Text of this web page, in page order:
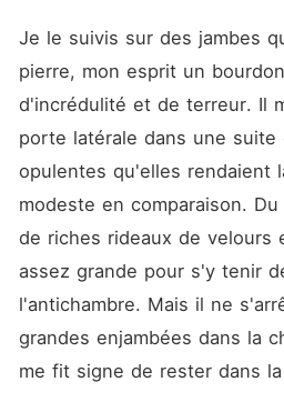
Je le suivis sur des jambes
pierre, mon esprit un
d'incrédulité et de terreur. Il
porte latérale dans une suite
opulentes qu'elles rendaient
modeste en comparaison.
de riches rideaux de velours
assez grande pour s'y tenir
l'antichambre. Mais il ne
grandes enjambées dans la
me fit signe de rester dans